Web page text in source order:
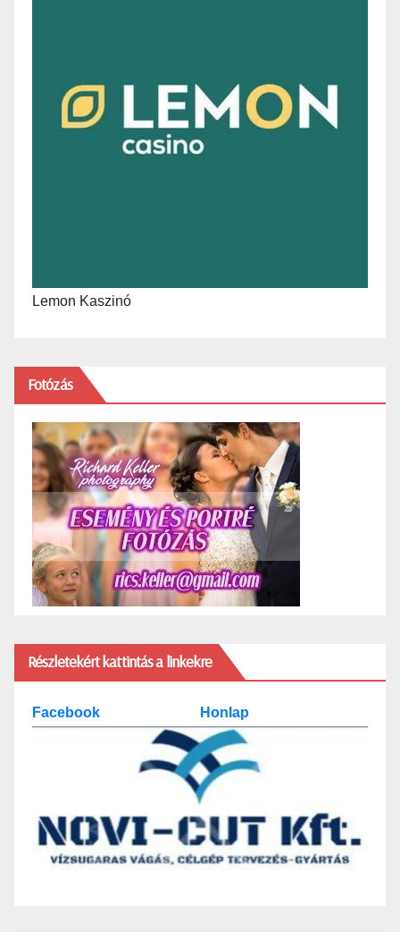
Lemon Kaszinó
Fotózás
Részletekért kattintás a linkekre
Facebook Honlap